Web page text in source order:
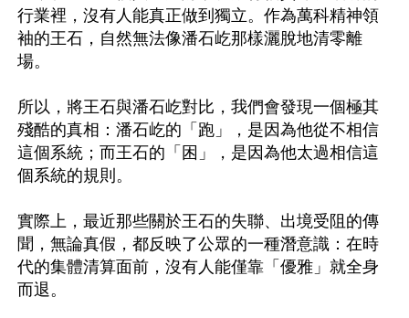
行業裡，沒有人能真正做到獨立。作為萬科精神領
袖的王石，自然無法像潘石屹那樣灑脫地清零離
場。
所以，將王石與潘石屹對比，我們會發現一個極其
殘酷的真相：潘石屹的「跑」，是因為他從不相信
這個系統；而王石的「困」，是因為他太過相信這
個系統的規則。
實際上，最近那些關於王石的失聯、出境受阻的傳
聞，無論真假，都反映了公眾的一種潛意識：在時
代的集體清算面前，沒有人能僅靠「優雅」就全身
而退。